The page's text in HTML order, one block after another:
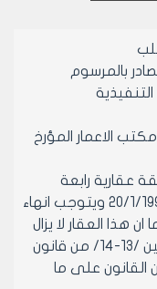
بالمرسوم
1971 ولائحته التنفيذية
الاعمار المؤرخ
المحضر /9744/ منطقة عقارية رابعة
لأحكام القانون /14/ لعام 1974 في 20/1/1993 ويتوجب انهاء
للسكن في 31/12/1997 وبما ان هذا العقار لا يزال
ارضاً خالية من البناء لذلك و عملا بالمادتين /13-14/ من قانون
حيث نصت المادة /13/ من القانون على ما